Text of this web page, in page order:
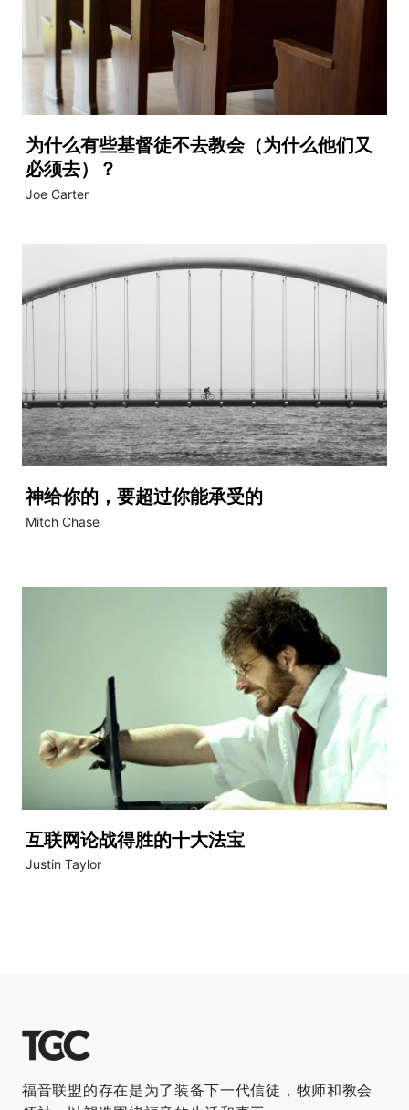
为什么有些基督徒不去教会（为什么他们又
必须去）？
Joe Carter
神给你的，要超过你能承受的
Mitch Chase
互联网论战得胜的十大法宝
Justin Taylor
福音联盟的存在是为了装备下一代信徒，牧师和教会